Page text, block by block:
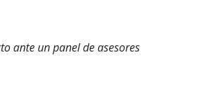
ante un panel de asesores